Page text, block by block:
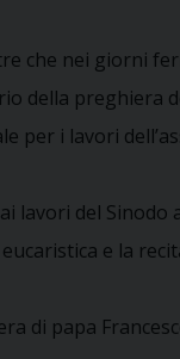
che nei giorni
della preghiera
per i lavori
lavori del Sinodo
e la
di papa